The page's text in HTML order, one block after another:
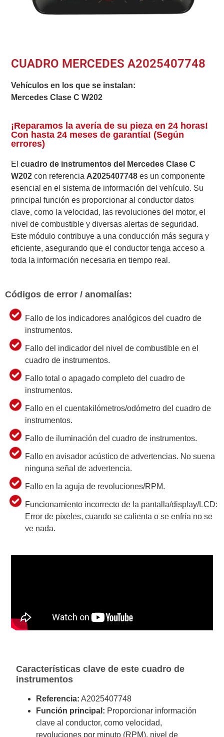
CUADRO MERCEDES A2025407748
Vehículos en los que se instalan:
Mercedes Clase C W202
¡Reparamos la avería de su pieza en 24 horas!
Con hasta 24 meses de garantía! (Según
errores)
Elcuadro de instrumentos del Mercedes Clase C
W202con referencia A2025407748 es un componente
esencial en el sistema de información del vehículo. Su
principal función es proporcionar al conductor datos
clave, como la velocidad, las revoluciones del motor, el
nivel de combustible y diversas alertas de seguridad.
Este módulo contribuye a una conducción más segura y
eficiente, asegurando que el conductor tenga acceso a
toda la información necesaria en tiempo real.
Códigos de error / anomalías:
Fallo de los indicadores analógicos del cuadro de
instrumentos.
Fallo del indicador del nivel de combustible en el
cuadro de instrumentos.
Fallo total o apagado completo del cuadro de
instrumentos.
Fallo en el cuentakilómetros/odómetro del cuadro de
instrumentos.
Fallo de iluminación del cuadro de instrumentos.
Fallo en avisador acústico de advertencias. No suena
ninguna señal de advertencia.
Fallo en la aguja de revoluciones/RPM.
Funcionamiento incorrecto de la pantalla/display/LCD:
Error de píxeles, cuando se calienta o se enfría no se
ve nada.
Características clave de este cuadro de
instrumentos
Referencia: A2025407748
Función principal: Proporcionar información
clave al conductor, como velocidad,
revoluciones por minuto (RPM), nivel de